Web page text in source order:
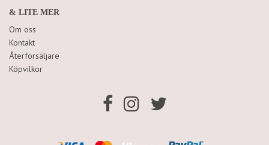
& LITE MER
Om oss
Kontakt
Återförsäljare
Köpvilkor